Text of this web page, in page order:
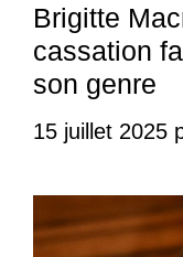
Brigitte
cassation
son genre
15 juillet 2025